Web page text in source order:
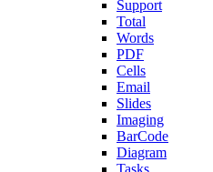
Support
Total
Words
PDF
Cells
Email
Slides
Imaging
BarCode
Diagram
Tasks